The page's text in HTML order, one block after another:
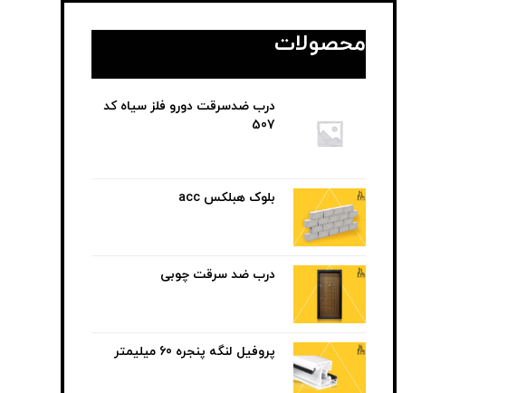
محصولات
درب ضدسرقت دورو فلز سیاه کد
507
بلوک هبلکس acc
درب ضد سرقت چوبی
پروفیل لنگه پنجره 60 میلیمتر